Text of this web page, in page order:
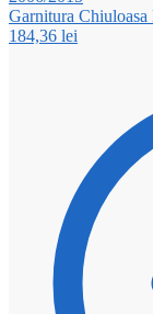
Garnitura
184,36 lei